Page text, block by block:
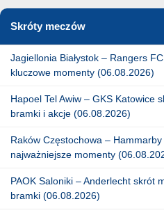
Skróty meczów
Jagiellonia Białystok – Rangers
kluczowe momenty (06.08.2026)
Hapoel Tel Awiw – GKS Katowice
bramki i akcje (06.08.2026)
Raków Częstochowa –
najważniejsze momenty
PAOK Saloniki – Anderlecht skrót
bramki (06.08.2026)